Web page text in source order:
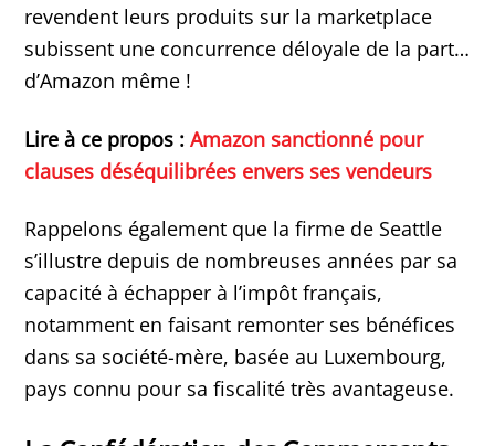
revendent leurs produits sur la marketplace
subissent une concurrence déloyale de la part…
d’Amazon même !
Lire à ce propos :Amazon sanctionné pour
clauses déséquilibrées envers ses vendeurs
Rappelons également que la firme de Seattle
s’illustre depuis de nombreuses années par sa
capacité à échapper à l’impôt français,
notamment en faisant remonter ses bénéfices
dans sa société-mère, basée au Luxembourg,
pays connu pour sa fiscalité très avantageuse.